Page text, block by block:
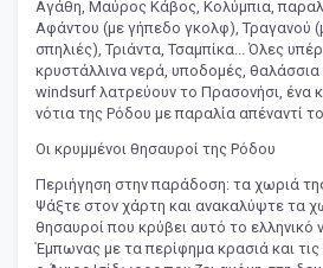
Αγάθη, Μαύρος Κάβος, Κολύμπια,
Αφάντου (με γήπεδο γκολφ), Τραγανού
σπηλιές), Τριάντα, Τσαμπίκα... Όλες
κρυστάλλινα νερά, υποδομές,
windsurf λατρεύουν το Πρασονήσι, ένα
νότια της Ρόδου με παραλία απέναντί
Οι κρυμμένοι θησαυροί της Ρόδου
Περιήγηση στην παράδοση: τα χωριά
Ψάξτε στον χάρτη και ανακαλύψτε τα
θησαυροί που κρύβει αυτό το ελληνικό
Έμπωνας με τα περίφημα κρασιά και τις